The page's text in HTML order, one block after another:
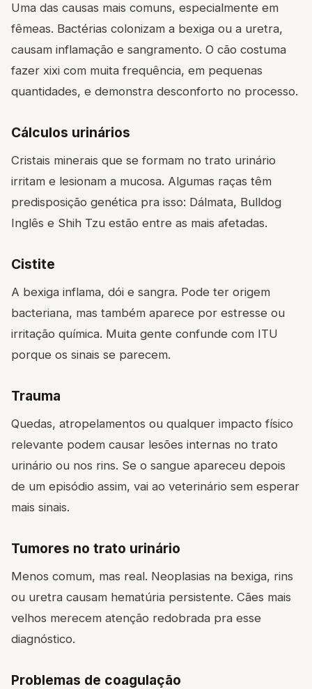
Uma das causas mais comuns, especialmente em
fêmeas. Bactérias colonizam a bexiga ou a uretra,
causam inflamação e sangramento. O cão costuma
fazer xixi com muita frequência, em pequenas
quantidades, e demonstra desconforto no processo.
Cálculos urinários
Cristais minerais que se formam no trato urinário
irritam e lesionam a mucosa. Algumas raças têm
predisposição genética pra isso: Dálmata, Bulldog
Inglês e Shih Tzu estão entre as mais afetadas.
Cistite
A bexiga inflama, dói e sangra. Pode ter origem
bacteriana, mas também aparece por estresse ou
irritação química. Muita gente confunde com ITU
porque os sinais se parecem.
Trauma
Quedas, atropelamentos ou qualquer impacto físico
relevante podem causar lesões internas no trato
urinário ou nos rins. Se o sangue apareceu depois
de um episódio assim, vai ao veterinário sem esperar
mais sinais.
Tumores no trato urinário
Menos comum, mas real. Neoplasias na bexiga, rins
ou uretra causam hematúria persistente. Cães mais
velhos merecem atenção redobrada pra esse
diagnóstico.
Problemas de coagulação